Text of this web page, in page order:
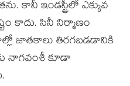
కానీ ఇండస్ట్రీలో ఎక్కువ
కాదు. సినీ నిర్మాణం
జాతకాలు తిరగబడడానికి
నాగవంశీ కూడా